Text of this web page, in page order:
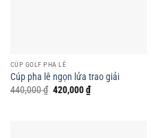
CÚP GOLF PHA LÊ
Cúp pha lê ngọn lửa trao giải
440,000₫ Giá
420,000₫Giá
hiện